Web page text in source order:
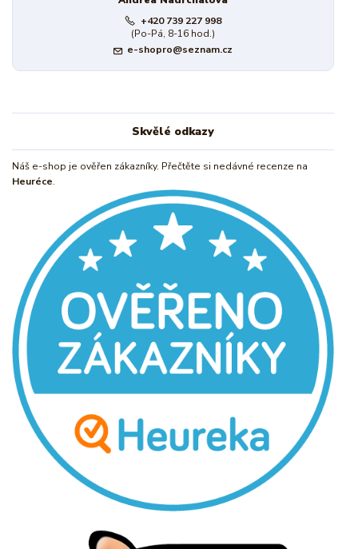
+420 739 227 998
(Po-Pá, 8-16 hod.)
e-shopro@seznam.cz
Skvělé odkazy
Náš e-shop je ověřen zákazníky. Přečtěte si nedávné recenze na
Heuréce.